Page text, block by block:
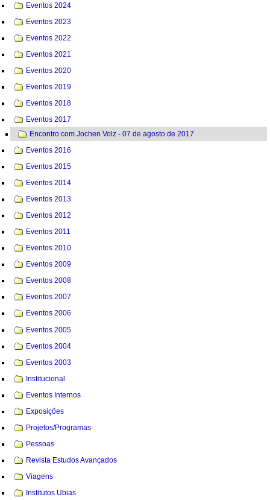
Eventos 2024
Eventos 2023
Eventos 2022
Eventos 2021
Eventos 2020
Eventos 2019
Eventos 2018
Eventos 2017
Encontro com Jochen Volz - 07 de agosto de 2017
Eventos 2016
Eventos 2015
Eventos 2014
Eventos 2013
Eventos 2012
Eventos 2011
Eventos 2010
Eventos 2009
Eventos 2008
Eventos 2007
Eventos 2006
Eventos 2005
Eventos 2004
Eventos 2003
Institucional
Eventos Internos
Exposições
Projetos/Programas
Pessoas
Revista Estudos Avançados
Viagens
Institutos Ubias